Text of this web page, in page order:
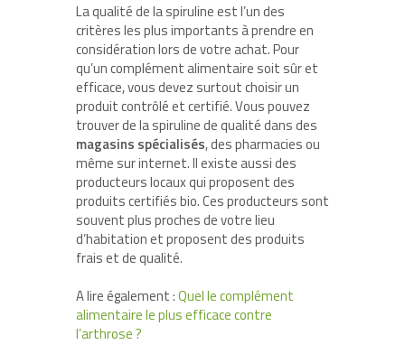
La qualité de la spiruline est l’un des
critères les plus importants à prendre en
considération lors de votre achat. Pour
qu’un complément alimentaire soit sûr et
efficace, vous devez surtout choisir un
produit contrôlé et certifié. Vous pouvez
trouver de la spiruline de qualité dans des
magasins spécialisés, des pharmacies ou
même sur internet. Il existe aussi des
producteurs locaux qui proposent des
produits certifiés bio. Ces producteurs sont
souvent plus proches de votre lieu
d’habitation et proposent des produits
frais et de qualité.
A lire également :Quel le complément
alimentaire le plus efficace contre
l’arthrose ?